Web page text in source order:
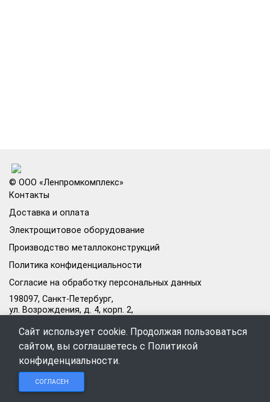
© ООО «Ленпромкомплекс»
Контакты
Доставка и оплата
Электрощитовое оборудование
Производство металлоконструкций
Политика конфиденциальности
Согласие на обработку персональных данных
198097, Санкт-Петербург,
ул. Возрождения, д. 4, корп. 2,
Режим работы офиса:
Пн–Пт: 09:00–18:00
+7 (812) 309-98-44
Сайт использует cookie. Продолжая пользоваться
сайтом, вы соглашаетесь с Политикой
конфиденциальности.
СОГЛАСЕН